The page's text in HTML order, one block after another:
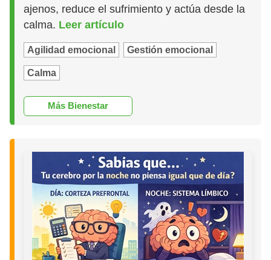
ajenos, reduce el sufrimiento y actúa desde la
calma. Leer artículo
Agilidad emocional Gestión emocional
Calma
Más Bienestar